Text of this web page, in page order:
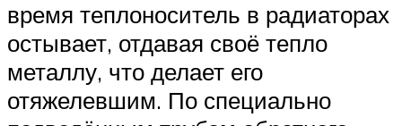
время теплоноситель в радиаторах
остывает, отдавая своё тепло
металлу, что делает его
отяжелевшим. По специально